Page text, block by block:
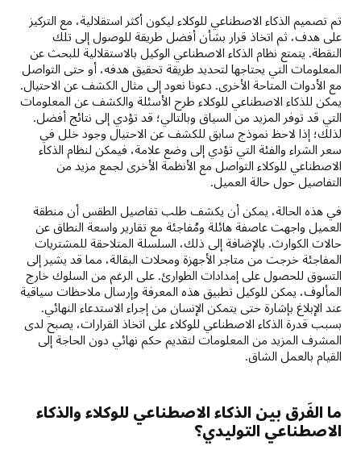
تم تصميم الذكاء الاصطناعي للوكلاء ليكون أكثر استقلالية، مع التركيز
على هدف، ثم اتخاذ قرار بشأن أفضل طريقة للوصول إلى تلك
النقطة. يتمتع نظام الذكاء الاصطناعي الوكيل بالاستقلالية للبحث عن
المعلومات التي يحتاجها لتحديد طريقة تحقيق هدفه، أو حتى التواصل
مع الأدوات المتاحة الأخرى. دعونا نعود إلى مثال الكشف عن الاحتيال.
يمكن للذكاء الاصطناعي للوكلاء طرح الأسئلة والكشف عن المعلومات
التي قد توفر المزيد من السياق وبالتالي؛ قد تؤدي إلى نتائج أفضل.
لذلك؛ إذا لاحظ نموذج سابق للكشف عن الاحتيال وجود خلل في
سعر الشراء والفئة التي تؤدي إلى وضع علامة، فيمكن لنظام الذكاء
الاصطناعي للوكلاء التواصل مع الأنظمة الأخرى لجمع مزيد من
التفاصيل حول حالة العميل.
في هذه الحالة، يمكن أن يكشف طلب تفاصيل الطقس أن منطقة
العميل واجهت عاصفة هائلة ومُفاجئة مع تقارير واسعة النطاق عن
حالات الكوارث. بالإضافة إلى ذلك، السلسلة المتلاحقة للمشتريات
المفاجئة خرجت من متاجر الأجهزة ومحلات البقالة، مما قد يشير إلى
التسوق للحصول على إمدادات الطوارئ. على الرغم من السلوك خارج
المألوف، يمكن للوكيل تطبيق هذه المعرفة وإرسال ملاحظات سياقية
عند الإبلاغ بإشارة حتى يتمكن الإنسان من إجراء الاستدعاء النهائي.
بسبب قدرة الذكاء الاصطناعي للوكلاء على اتخاذ القرارات، يصبح لدى
المشرف المزيد من المعلومات لتقديم حكم نهائي دون الحاجة إلى
القيام بالعمل الشاق.
ما الفَرق بين الذكاء الاصطناعي للوكلاء والذكاء
الاصطناعي التوليدي؟